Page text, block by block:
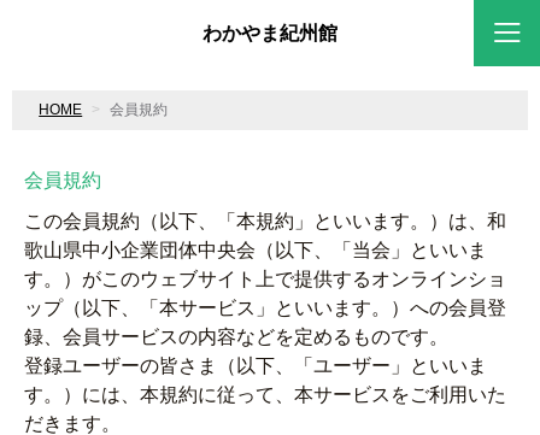
わかやま紀州館
HOME 会員規約
会員規約
この会員規約（以下、「本規約」といいます。）は、和
歌山県中小企業団体中央会（以下、「当会」といいま
す。）がこのウェブサイト上で提供するオンラインショ
ップ（以下、「本サービス」といいます。）への会員登
録、会員サービスの内容などを定めるものです。
登録ユーザーの皆さま（以下、「ユーザー」といいま
す。）には、本規約に従って、本サービスをご利用いた
だきます。